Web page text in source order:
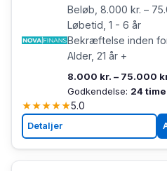
Beløb, 8.000 kr. –
Løbetid, 1 - 6 år
Bekræftelse inden
Alder, 21 år +
8.000 kr. – 75.000
Godkendelse: 24
★★★★★5.0
Detaljer